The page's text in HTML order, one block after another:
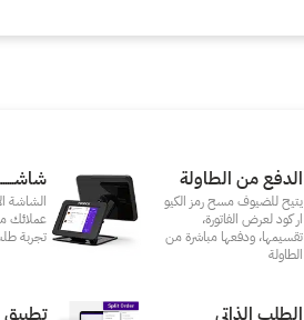
الدفع من الطاولة
يتيح للضيوف مسح رمز الكيو
ار كود لعرض الفاتورة،
تقسيمها، ودفعها مباشرة من
الطاولة
الشاشة
عملائك
تجربة